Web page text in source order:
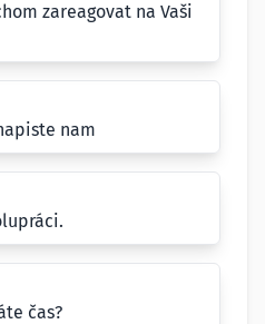
zareagovat na Vaši
nam
čas?